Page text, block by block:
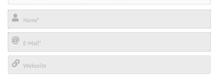
Name*
E-
Mail*